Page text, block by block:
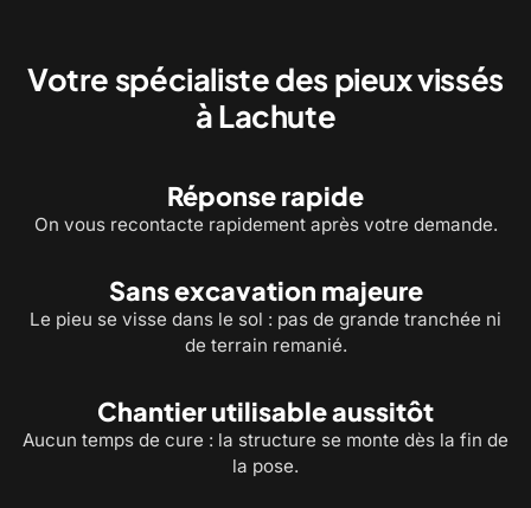
Votre spécialiste des pieux vissés
à Lachute
Réponse rapide
On vous recontacte rapidement après votre demande.
Sans excavation majeure
Le pieu se visse dans le sol : pas de grande tranchée ni
de terrain remanié.
Chantier utilisable aussitôt
Aucun temps de cure : la structure se monte dès la fin de
la pose.